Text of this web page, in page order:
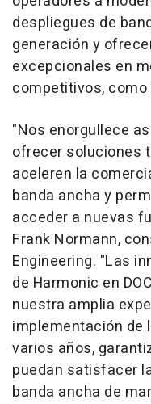
despliegues de
generación y
excepcionales en
competitivos, como
"Nos enorgullece
ofrecer soluciones
aceleren la
banda ancha y
acceder a nuevas
Frank Normann,
Engineering. "Las
de Harmonic en
nuestra amplia
implementación de
varios años,
puedan satisfacer
banda ancha de